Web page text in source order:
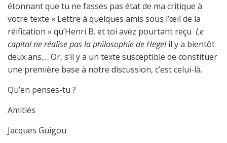
étonnant que tu ne fasses pas état de ma critique à
votre texte « Lettre à quelques amis sous l’œil de la
réification » qu’Henri B. et toi avez pourtant reçu Le
capital ne réalise pas la philosophie de Hegelil y a bientôt
deux ans.… Or, s’il y a un texte susceptible de constituer
une première base à notre discussion, c’est celui-là.
Qu’en penses-tu ?
Amitiés
Jacques Guigou